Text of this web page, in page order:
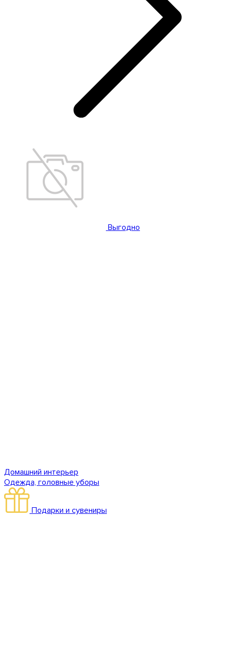
Выгодно
Домашний интерьер
Одежда, головные уборы
Подарки и сувениры